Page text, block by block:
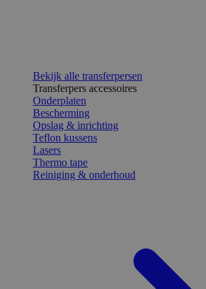
Bekijk alle transferpersen
Transferpers accessoires
Onderplaten
Bescherming
Opslag & inrichting
Teflon kussens
Lasers
Thermo tape
Reiniging & onderhoud